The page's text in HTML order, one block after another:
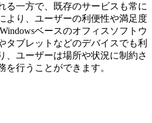
る一方で、既存のサービスも常に
より、ユーザーの利便性や満足度
ベースのオフィスソフトウ
タブレットなどのデバイスでも利
、ユーザーは場所や状況に制約さ
行うことができます。